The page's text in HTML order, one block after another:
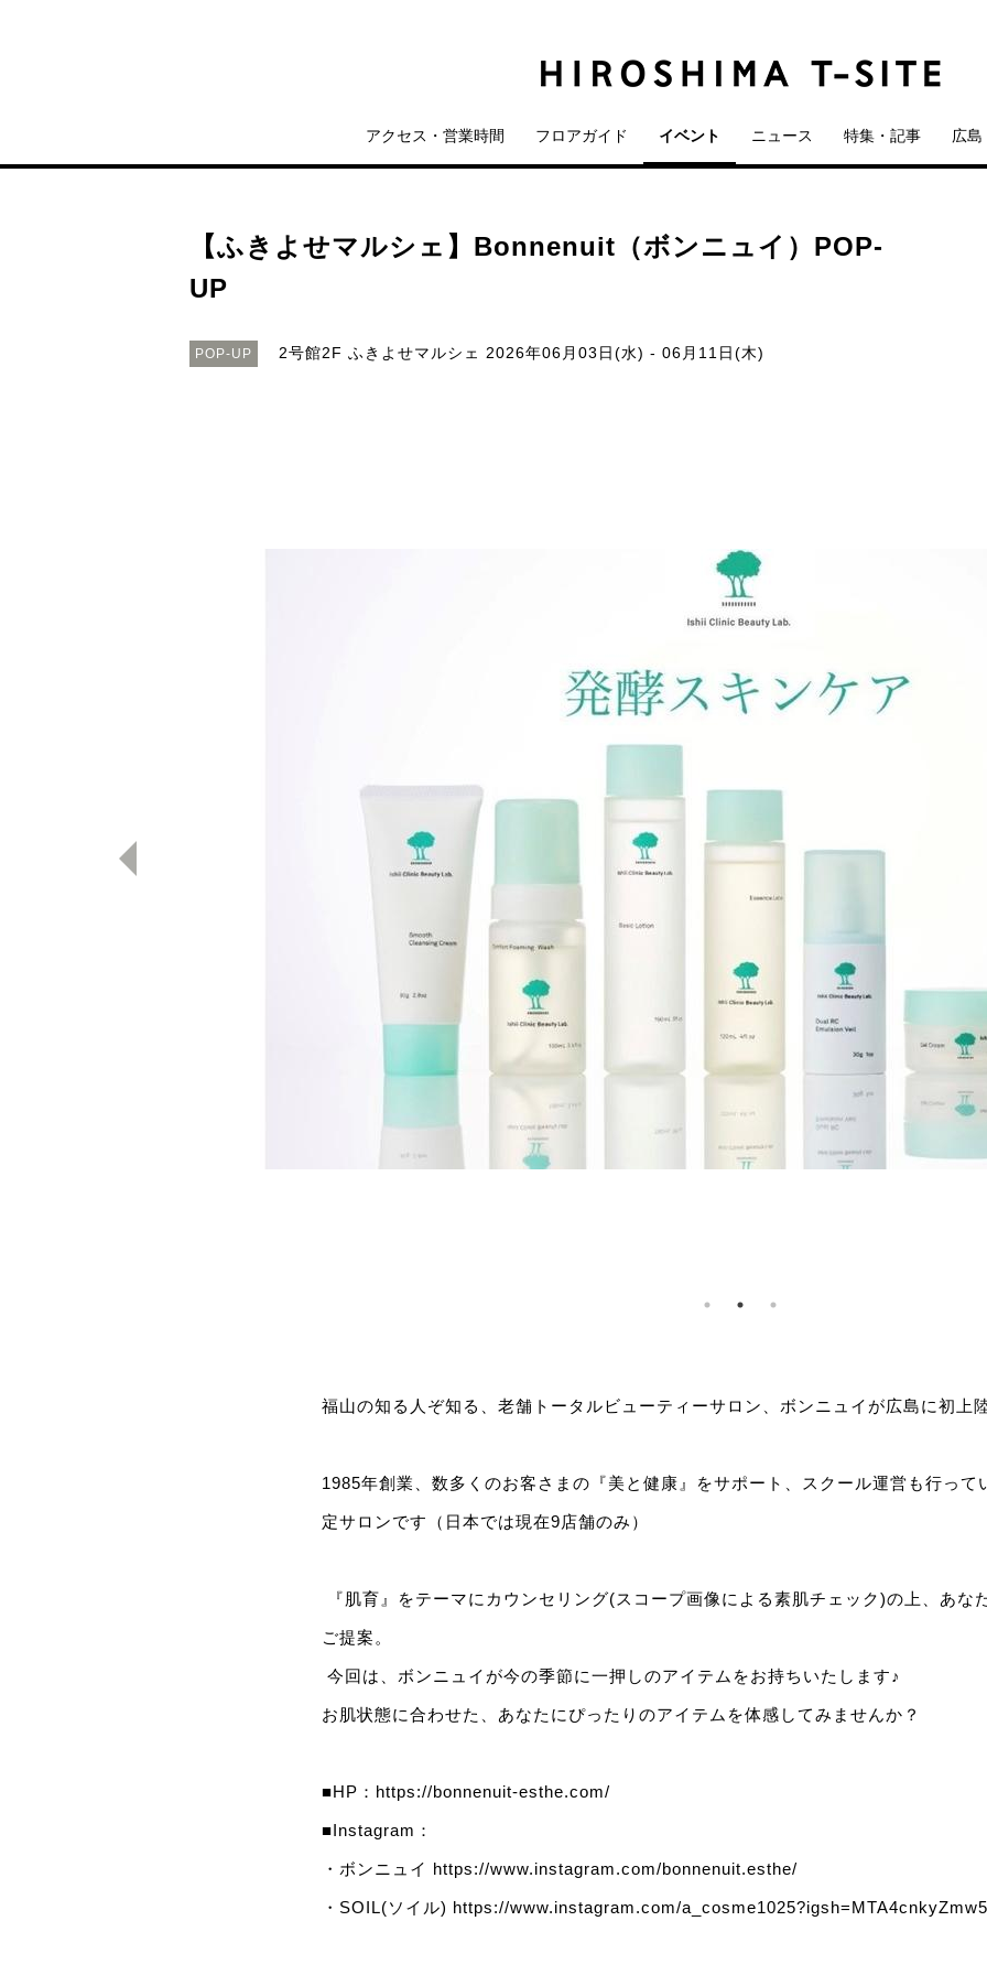
アクセス・営業時間 フロアガイド イベント ニュース 特集・記事 広島
【ふきよせマルシェ】Bonnenuit（ボンニュイ）POP-
UP
POP-UP 2号館2F ふきよせマルシェ 2026年06月03日(水) - 06月11日(木)
福山の知る人ぞ知る、老舗トータルビューティーサロン、ボンニュイが広島に初上
1985年創業、数多くのお客さまの『美と健康』をサポート、スクール運営も行っ
定サロンです（日本では現在9店舗のみ）
『肌育』をテーマにカウンセリング(スコープ画像による素肌チェック)の上、あな
ご提案。
今回は、ボンニュイが今の季節に一押しのアイテムをお持ちいたします♪
お肌状態に合わせた、あなたにぴったりのアイテムを体感してみませんか？
■HP： https://bonnenuit-esthe.com/
■Instagram：
・ボンニュイ https://www.instagram.com/bonnenuit.esthe/
・SOIL(ソイル) https://www.instagram.com/